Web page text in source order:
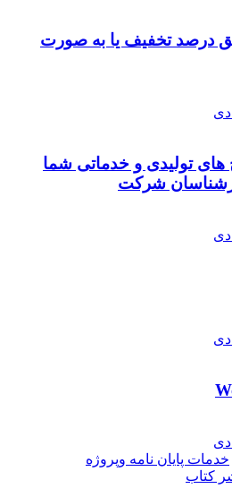
درصد تخفیف یا به صورت
های تولیدی و خدماتی شما
شرکت
خدمات پایان نامه وپروژه
کتاب